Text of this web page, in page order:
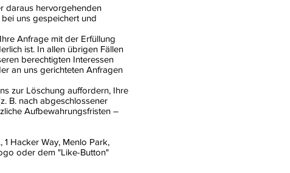
daraus hervorgehenden
uns gespeichert und
Anfrage mit der Erfüllung
ist. In allen übrigen Fällen
berechtigten Interessen
an uns gerichteten Anfragen
zur Löschung auffordern, Ihre
B. nach abgeschlossener
Aufbewahrungsfristen –
Hacker Way, Menlo Park,
oder dem "Like-Button"